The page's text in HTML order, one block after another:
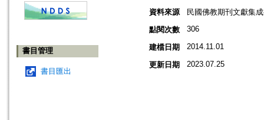
書目管理
書目匯出
資料來源
民國佛教期刊文獻集
點閱次數
306
建檔日期 2014.11.01
更新日期 2023.07.25